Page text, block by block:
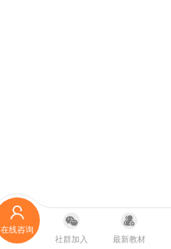
在线咨询
社群加入
最新教材